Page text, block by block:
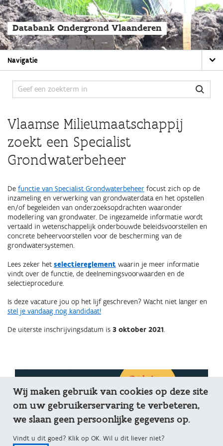
Overslaan
en
naar
de
algemene
inhoud
Databank Ondergrond Vlaanderen
Main
navigation
Navigatie
Vlaamse Milieumaatschappij
zoekt een Specialist
Grondwaterbeheer
De functie van Specialist Grondwaterbeheer focust zich op de
inzameling en verwerking van grondwaterdata en het opstellen
en/of begeleiden van onderzoeksopdrachten waaronder
modellering van grondwater. De ingezamelde informatie wordt
vertaald in wetenschappelijk onderbouwde beleidsvoorstellen en
concrete beheervoorstellen voor de bescherming van de
grondwatersystemen.
Lees zeker hetselectiereglement waarin je meer informatie
vindt over de functie, de deelnemingsvoorwaarden en de
selectieprocedure.
Is deze vacature jou op het lijf geschreven? Wacht niet langer en
stel je vandaag nog kandidaat!
De uiterste inschrijvingsdatum is 3 oktober 2021.
Wij maken gebruik van cookies op deze site
om uw gebruikerservaring te verbeteren,
we slaan geen persoonlijke gegevens op.
Vindt u dit goed? Klik op OK. Wil u dit liever niet?